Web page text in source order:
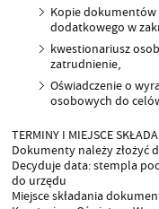
Kopie dokumentów
dodatkowego w
kwestionariusz
zatrudnienie,
Oświadczenie o
osobowych do
TERMINY I MIEJSCE
Dokumenty należy złożyć
Decyduje data: stempla
do urzędu
Miejsce składania